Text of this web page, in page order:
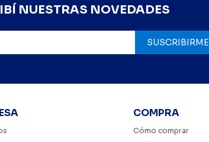
COMPRA
Cómo comprar
NUESTRAS NOVEDADES
SUSCRIBIRME